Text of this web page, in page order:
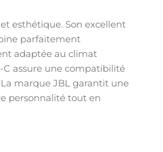
esthétique. Son excellent
parfaitement
adaptée au climat
C assure une compatibilité
marque JBL garantit une
personnalité tout en